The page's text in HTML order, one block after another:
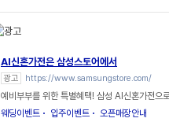
AI신혼가전은 삼성스토어에서
광고 https://www.samsungstore.com/
예비부부를 위한 특별혜택! 삼성 AI신혼가전으
웨딩이벤트
입주이벤트 오픈매장안내